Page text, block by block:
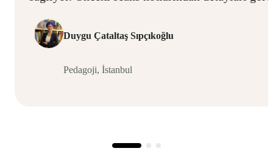
Duygu Çataltaş Sıpçıkoğlu
Pedagoji, İstanbul